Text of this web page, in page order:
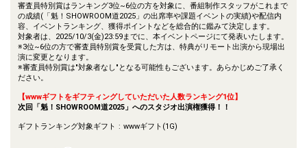
審査員特別賞はランキング3位~6位の方を対象に、番組制作スタッフがこれまで
の成績(「魁！SHOWROOM道2025」の出席率や課題イベントの実績)や配信内
容、イベントランキング、獲得ポイントなどを総合的に鑑みて決定します。
対象者は、2025/10/3(金)23:59までに、本イベントページにて発表いたします。
※3位~6位の方で審査員特別賞を受賞した方は、特典がリモート出演から現場出
演に変更となります。
※審査員特別賞は"対象者なし"となる可能性もございます。あらかじめご了承く
ださい。
【wwwギフトをギフティングしていただいた人数ランキング1位】
次回「魁！SHOWROOM道2025」へのスタジオ出演権獲得！！
ギフトランキング対象ギフト : wwwギフト(1G)